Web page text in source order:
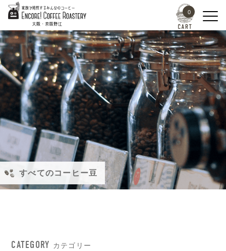
0
すべてのコーヒー豆
CATEGORY カテゴリー